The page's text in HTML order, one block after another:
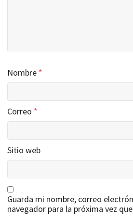
Nombre *
Correo *
Sitio web
Guarda mi nombre, correo
navegador para la próxima vez